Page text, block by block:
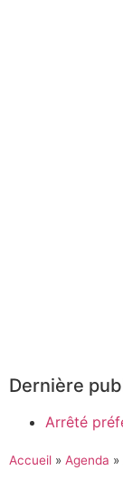
Dernière
Arrêté
Accueil » Agenda »